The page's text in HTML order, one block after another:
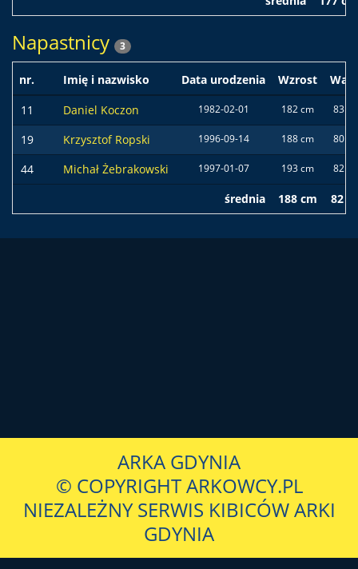
Napastnicy 3
nr. Imię i nazwisko Data urodzenia Wzrost
11
Daniel Koczon 1982-02-01 182 cm 83 kg
19 Krzysztof Ropski 1996-09-14 188 cm 80 kg
44 Michał Żebrakowski 1997-01-07 193 cm 82 kg
średnia 188 cm 82
ARKA GDYNIA
© COPYRIGHT ARKOWCY.PL
NIEZALEŻNY SERWIS KIBICÓW ARKI
GDYNIA